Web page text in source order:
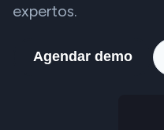
expertos.
Agendar demo